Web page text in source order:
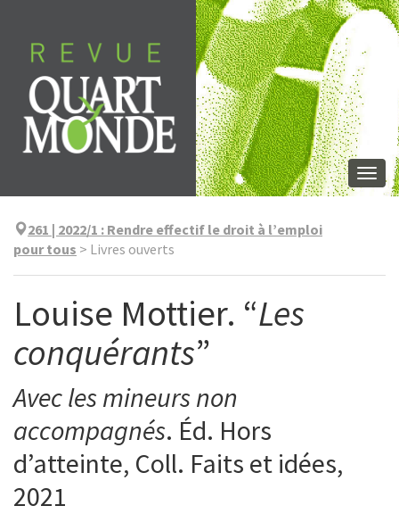
contenu
261 | 2022/1 : Rendre effectif le droit à l’emploi
pour tous > Livres ouverts
Louise Mottier. “Les
conquérants”
Avec les mineurs non
accompagnés. Éd. Hors
d’atteinte, Coll. Faits et idées,
2021